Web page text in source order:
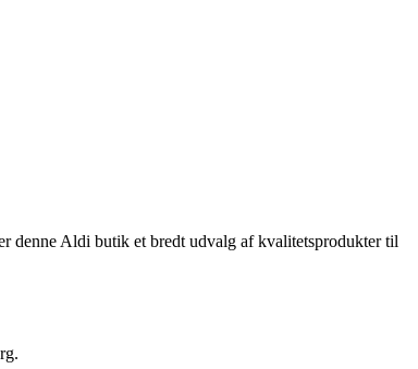
denne Aldi butik et bredt udvalg af kvalitetsprodukter til